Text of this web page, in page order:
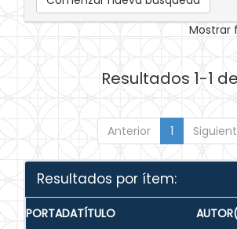
Mostrar
Resultados 1-1 de
Anterior 1
Resultados por ítem:
PORTADATÍTULO